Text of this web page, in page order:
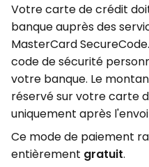
Votre carte de crédit
banque auprès des
MasterCard
code de sécurité
votre banque. Le
réservé sur votre carte
uniquement après
Ce mode de paiement
entièrement gratuit.